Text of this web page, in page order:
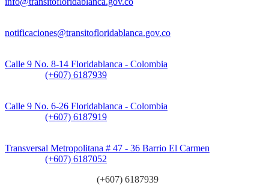
notificaciones@transitofloridablanca.gov.co
Calle 9 No. 8-14 Floridablanca - Colombia
(+607) 6187939
Calle 9 No. 6-26 Floridablanca - Colombia
(+607) 6187919
Transversal Metropolitana # 47 - 36 Barrio El Carmen
(+607) 6187052
(+607) 6187939